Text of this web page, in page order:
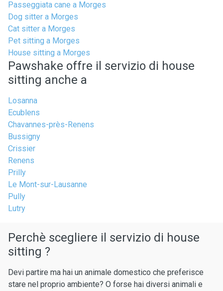
Passeggiata cane a Morges
Dog sitter a Morges
Cat sitter a Morges
Pet sitting a Morges
House sitting a Morges
Pawshake offre il servizio di house
sitting anche a
Losanna
Ecublens
Chavannes-près-Renens
Bussigny
Crissier
Renens
Prilly
Le Mont-sur-Lausanne
Pully
Lutry
Perchè scegliere il servizio di house
sitting ?
Devi partire ma hai un animale domestico che preferisce
stare nel proprio ambiente? O forse hai diversi animali e